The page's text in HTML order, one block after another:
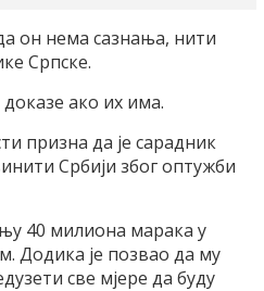
он нема сазнања, нити
Српске.
ако их има.
призна да је сарадник
Србији због оптужби
40 милиона марака у
Додика је позвао да му
све мјере да буду